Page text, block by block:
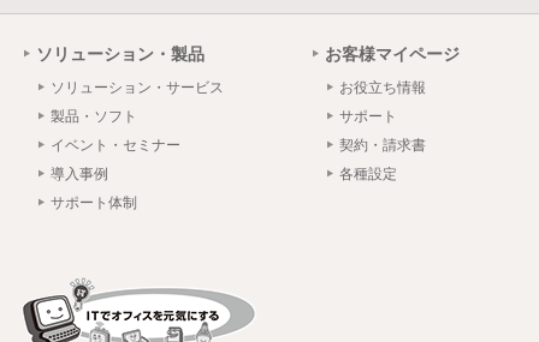
ソリューション・製品
ソリューション・サービス
製品・ソフト
イベント・セミナー
導入事例
サポート体制
お客様マイページ
お役立ち情報
サポート
契約・請求書
各種設定